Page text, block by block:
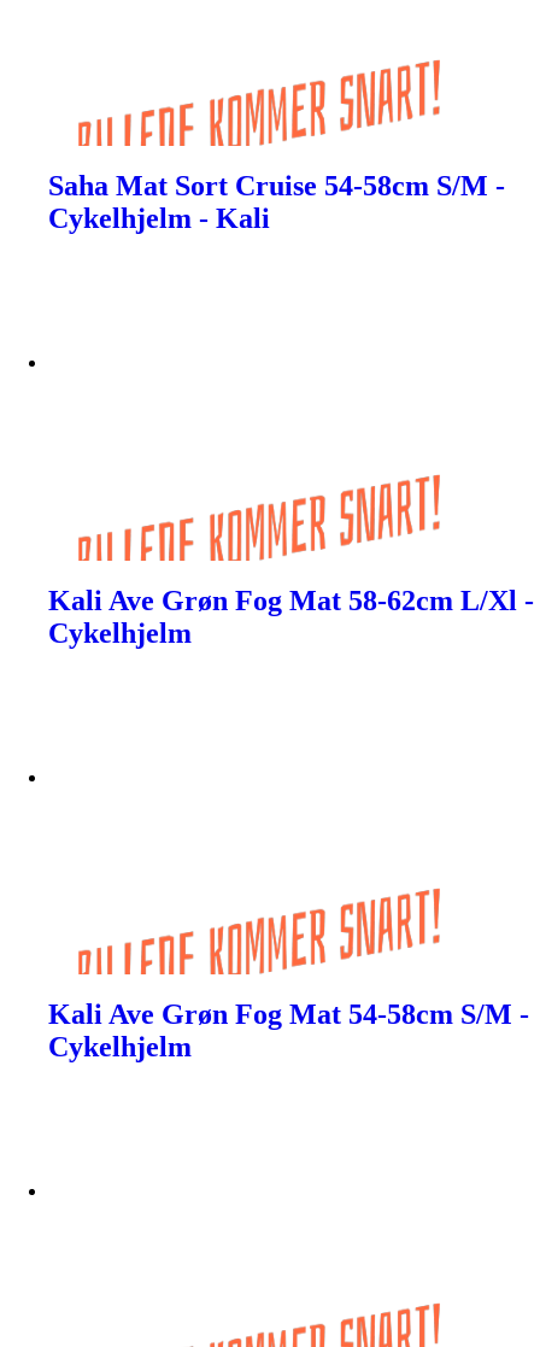
Saha Mat Sort Cruise 54-58cm S/M -
Cykelhjelm - Kali
Kali Ave Grøn Fog Mat 58-62cm L/Xl -
Cykelhjelm
Kali Ave Grøn Fog Mat 54-58cm S/M -
Cykelhjelm